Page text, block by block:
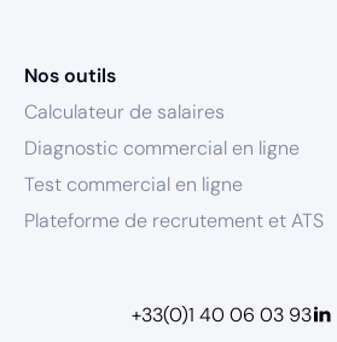
Nos outils
Calculateur de salaires
Diagnostic commercial en ligne
Test commercial en ligne
Plateforme de recrutement et ATS
+33(0)1 40 06 03 93